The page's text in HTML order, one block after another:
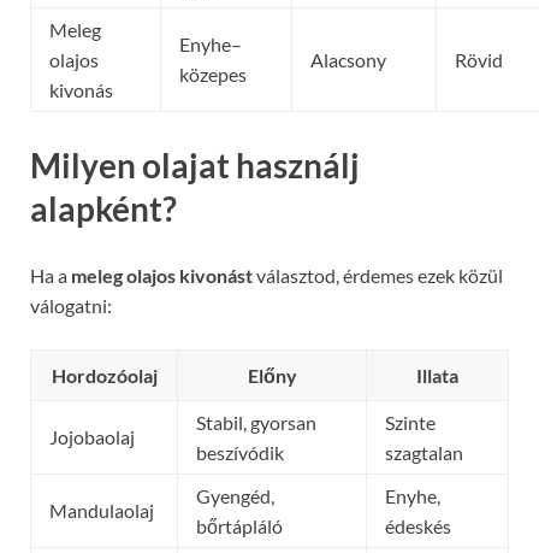
Meleg
olajos
kivonás
Enyhe–
közepes
Alacsony Rövid
Milyen olajat használj
alapként?
Ha a meleg olajos kivonástválasztod, érdemes ezek közül
válogatni:
Hordozóolaj Előny Illata
Jojobaolaj
Stabil, gyorsan
beszívódik
Szinte
szagtalan
Mandulaolaj
Gyengéd,
bőrtápláló
Enyhe,
édeskés